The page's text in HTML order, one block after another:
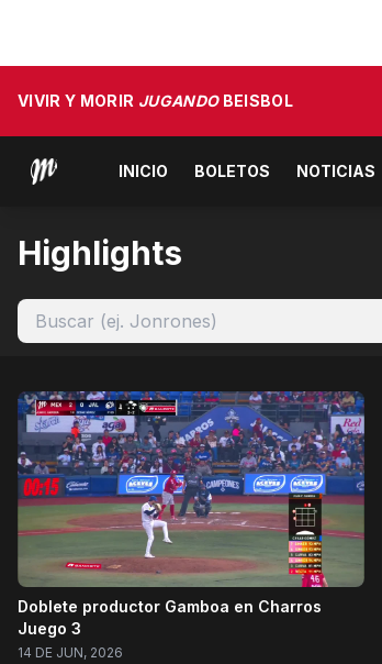
VIVIR Y MORIR JUGANDOBEISBOL
INICIO BOLETOS NOTICIAS
Highlights
Doblete productor Gamboa en Charros
Juego 3
14 DE JUN, 2026